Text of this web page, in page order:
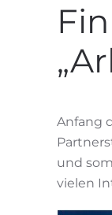
Anfang
und
vielen